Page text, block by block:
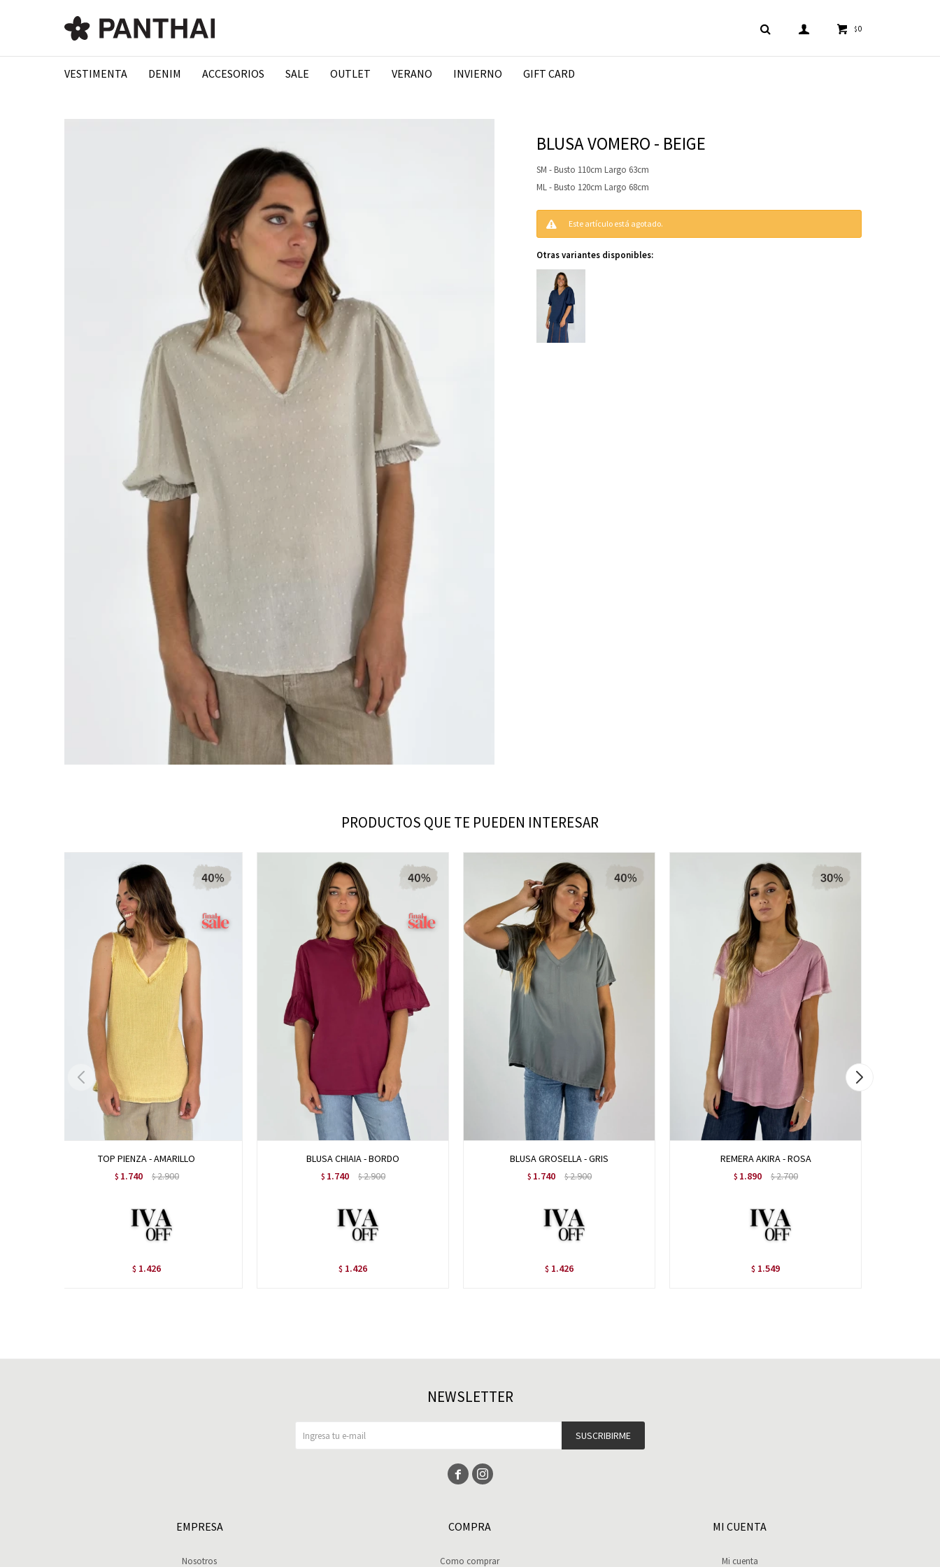
VESTIMENTA DENIM ACCESORIOS SALE OUTLET VERANO INVIERNO GIFT CARD
$0
BLUSA VOMERO - BEIGE
SM - Busto 110cm Largo 63cm
ML - Busto 120cm Largo 68cm
Este artículo está agotado.
Otras variantes disponibles:
PRODUCTOS QUE TE PUEDEN INTERESAR
TOP PIENZA - AMARILLO
$ 1.740 $2.900
$ 1.426
BLUSA CHIAIA - BORDO
$ 1.740 $2.900
$ 1.426
BLUSA GROSELLA - GRIS
$ 1.740 $2.900
$ 1.426
REMERA AKIRA - ROSA
$ 1.890 $2.700
$ 1.549
EMPRESA
Nosotros
COMPRA
Como comprar
MI CUENTA
Mi cuenta
NEWSLETTER
SUSCRIBIRME
 